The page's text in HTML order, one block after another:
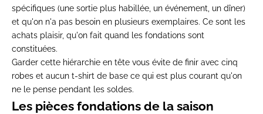
spécifiques (une sortie plus habillée, un événement, un dîner)
et qu'on n'a pas besoin en plusieurs exemplaires. Ce sont les
achats plaisir, qu'on fait quand les fondations sont
constituées.
Garder cette hiérarchie en tête vous évite de finir avec cinq
robes et aucun t-shirt de base ce qui est plus courant qu'on
ne le pense pendant les soldes.
Les pièces fondations de la saison